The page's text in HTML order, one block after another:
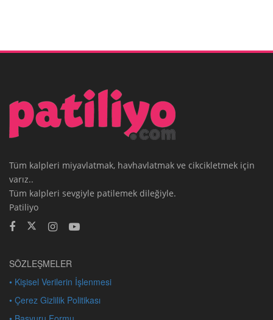
Tüm kalpleri miyavlatmak, havhavlatmak ve cikcikletmek için
varız..
Tüm kalpleri sevgiyle patilemek dileğiyle.
Patiliyo
SÖZLEŞMELER
• Kişisel Verilerin İşlenmesi
• Çerez Gizlilik Politikası